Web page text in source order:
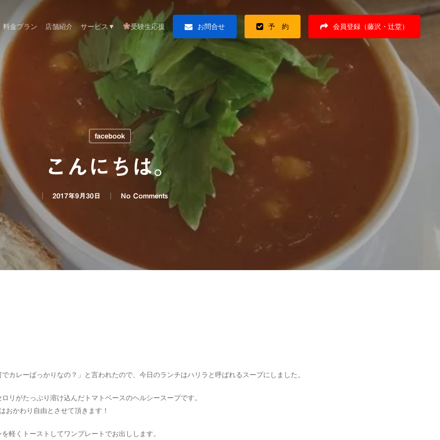
料金プラン 店舗紹介 サービス▼ 受験生応援 お問合せ 予 約 会員登録（藤沢・辻堂）
facebook
こんにちは。
2017年9月30日 No Comments
カレーばっかりなの？」と言われたので、今日のランチはハリラと呼ばれるスープにしました。
リがたっぷり溶け込んだトマトベースのヘルシースープです。
おかわり自由とさせて頂きます！
軽くトーストしてワンプレートでお出しします。